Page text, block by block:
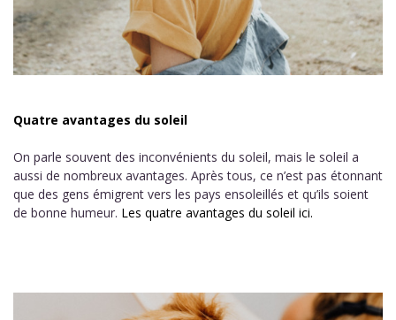
Quatre avantages du soleil
On parle souvent des inconvénients du soleil, mais le soleil a
aussi de nombreux avantages. Après tous, ce n’est pas étonnant
que des gens émigrent vers les pays ensoleillés et qu’ils soient
de bonne humeur. Les quatre avantages du soleil ici.